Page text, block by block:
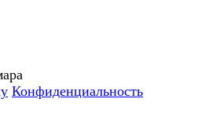
Конфиденциальность